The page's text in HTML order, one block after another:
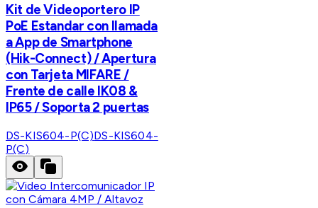
Kit de Videoportero IP
PoE Estandar con llamada
a App de Smartphone
(Hik-Connect) / Apertura
con Tarjeta MIFARE /
Frente de calle IK08 &
IP65 / Soporta 2 puertas
DS-KIS604-P(C)DS-KIS604-
P(C)